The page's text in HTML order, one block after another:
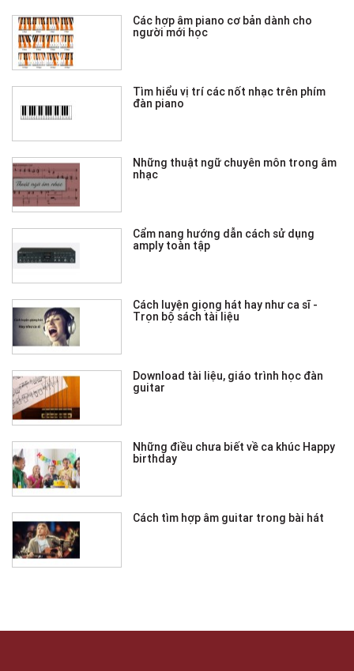
Các hợp âm piano cơ bản dành cho
người mới học
Tìm hiểu vị trí các nốt nhạc trên phím
đàn piano
Những thuật ngữ chuyên môn trong âm
nhạc
Cẩm nang hướng dẫn cách sử dụng
amply toàn tập
Cách luyện giọng hát hay như ca sĩ -
Trọn bộ sách tài liệu
Download tài liệu, giáo trình học đàn
guitar
Những điều chưa biết về ca khúc Happy
birthday
Cách tìm hợp âm guitar trong bài hát